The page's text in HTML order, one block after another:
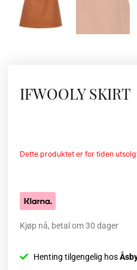
IFWOOLY SKIRT
Dette produktet er for tiden
Kjøp nå, betal om 30 dager
Henting tilgengelig hos